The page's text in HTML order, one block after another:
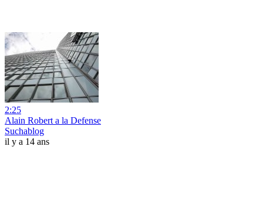
2:25
Alain Robert a la Defense
Suchablog
il y a 14 ans